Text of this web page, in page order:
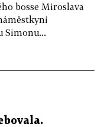
bosse Miroslava
Simonu...